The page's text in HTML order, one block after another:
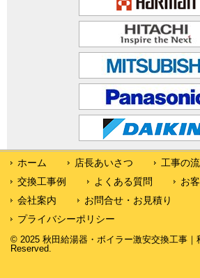
ホーム 店長あいさつ
工事の
交換工事例
よくある質問
お
会社案内
お問合せ・お見積り
プライバシーポリシー
© 2025 秋田給湯器・ボイラー激安交換工事
Reserved.